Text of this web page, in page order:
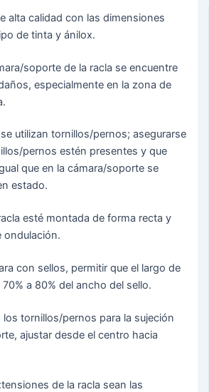
alta calidad con las dimensiones
de tinta y ánilox.
soporte de la racla se encuentre
especialmente en la zona de
utilizan tornillos/pernos; asegurarse
pernos estén presentes y que
que en la cámara/soporte se
estado.
esté montada de forma recta y
ondulación.
con sellos, permitir que el largo de
a 80% del ancho del sello.
los tornillos/pernos para la sujeción
ajustar desde el centro hacia
de la racla sean las